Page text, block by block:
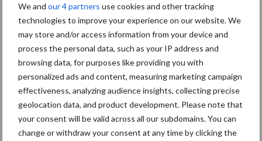
We and our 4 partners use cookies and other tracking
technologies to improve your experience on our website. We
may store and/or access information from your device and
process the personal data, such as your IP address and
browsing data, for purposes like providing you with
personalized ads and content, measuring marketing campaign
effectiveness, analyzing audience insights, collecting precise
geolocation data, and product development. Please note that
your consent will be valid across all our subdomains. You can
change or withdraw your consent at any time by clicking the
marktaandeel groeien in
krimpende Nederlandse
markt
Tien praktische tips voor
een langere levensduur